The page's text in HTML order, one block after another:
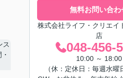
無料お問い合わ
株式会社ライフ・クリエ
店
048-456-
10:00 ～ 18:00
（休：定休日：毎週水曜